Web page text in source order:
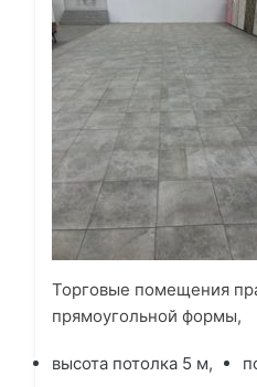
Торговые помещения
прямоугольной формы,
высота потолка 5 м,